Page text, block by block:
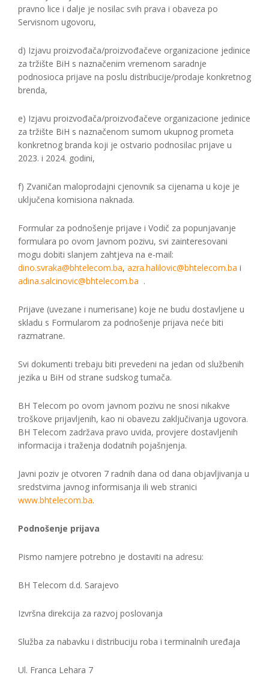
pravno lice i dalje je nosilac svih prava i obaveza po
Servisnom ugovoru,
d) Izjavu proizvođača/proizvođačeve organizacione jedinice
za tržište BiH s naznačenim vremenom saradnje
podnosioca prijave na poslu distribucije/prodaje konkretnog
brenda,
e) Izjavu proizvođača/proizvođačeve organizacione jedinice
za tržište BiH s naznačenom sumom ukupnog prometa
konkretnog branda koji je ostvario podnosilac prijave u
2023. i 2024. godini,
f) Zvaničan maloprodajni cjenovnik sa cijenama u koje je
uključena komisiona naknada.
Formular za podnošenje prijave i Vodič za popunjavanje
formulara po ovom Javnom pozivu, svi zainteresovani
mogu dobiti slanjem zahtjeva na e-mail:
dino.svraka@bhtelecom.ba, azra.halilovic@bhtelecom.ba i
adina.salcinovic@bhtelecom.ba .
Prijave (uvezane i numerisane) koje ne budu dostavljene u
skladu s Formularom za podnošenje prijava neće biti
razmatrane.
Svi dokumenti trebaju biti prevedeni na jedan od službenih
jezika u BiH od strane sudskog tumača.
BH Telecom po ovom javnom pozivu ne snosi nikakve
troškove prijavljenih, kao ni obavezu zaključivanja ugovora.
BH Telecom zadržava pravo uvida, provjere dostavljenih
informacija i traženja dodatnih pojašnjenja.
Javni poziv je otvoren 7 radnih dana od dana objavljivanja u
sredstvima javnog informisanja ili web stranici
www.bhtelecom.ba.
Podnošenje prijava
Pismo namjere potrebno je dostaviti na adresu:
BH Telecom d.d. Sarajevo
Izvršna direkcija za razvoj poslovanja
Služba za nabavku i distribuciju roba i terminalnih uređaja
Ul. Franca Lehara 7